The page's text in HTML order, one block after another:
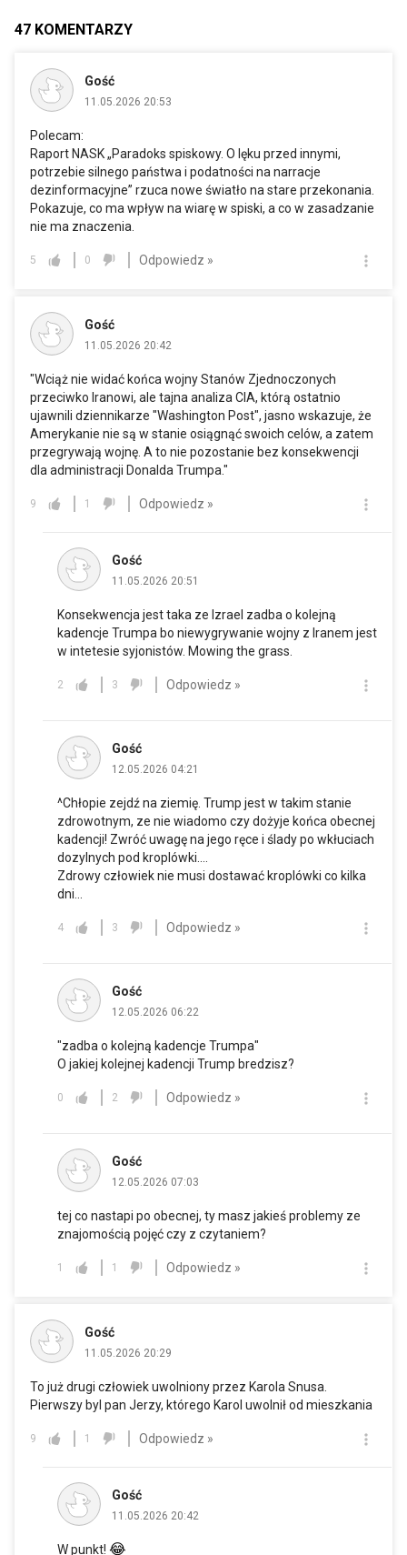
47 KOMENTARZY
Gość
11.05.2026 20:53
Polecam:
Raport NASK „Paradoks spiskowy. O lęku przed innymi,
potrzebie silnego państwa i podatności na narracje
dezinformacyjne” rzuca nowe światło na stare przekonania.
Pokazuje, co ma wpływ na wiarę w spiski, a co w zasadzanie
nie ma znaczenia.
5 0 Odpowiedz »
Gość
11.05.2026 20:42
"Wciąż nie widać końca wojny Stanów Zjednoczonych
przeciwko Iranowi, ale tajna analiza CIA, którą ostatnio
ujawnili dziennikarze "Washington Post", jasno wskazuje, że
Amerykanie nie są w stanie osiągnąć swoich celów, a zatem
przegrywają wojnę. A to nie pozostanie bez konsekwencji
dla administracji Donalda Trumpa."
9 1 Odpowiedz »
Gość
11.05.2026 20:51
Konsekwencja jest taka ze Izrael zadba o kolejną
kadencje Trumpa bo niewygrywanie wojny z Iranem jest
w intetesie syjonistów. Mowing the grass.
2 3 Odpowiedz »
Gość
12.05.2026 04:21
^Chłopie zejdź na ziemię. Trump jest w takim stanie
zdrowotnym, ze nie wiadomo czy dożyje końca obecnej
kadencji! Zwróć uwagę na jego ręce i ślady po wkłuciach
dozylnych pod kroplówki....
Zdrowy człowiek nie musi dostawać kroplówki co kilka
dni...
4 3 Odpowiedz »
Gość
12.05.2026 06:22
"zadba o kolejną kadencje Trumpa"
O jakiej kolejnej kadencji Trump bredzisz?
0 2 Odpowiedz »
Gość
12.05.2026 07:03
tej co nastapi po obecnej, ty masz jakieś problemy ze
znajomością pojęć czy z czytaniem?
1 1 Odpowiedz »
Gość
11.05.2026 20:29
To już drugi człowiek uwolniony przez Karola Snusa.
Pierwszy byl pan Jerzy, którego Karol uwolnił od mieszkania
9 1 Odpowiedz »
Gość
11.05.2026 20:42
W punkt! 😂